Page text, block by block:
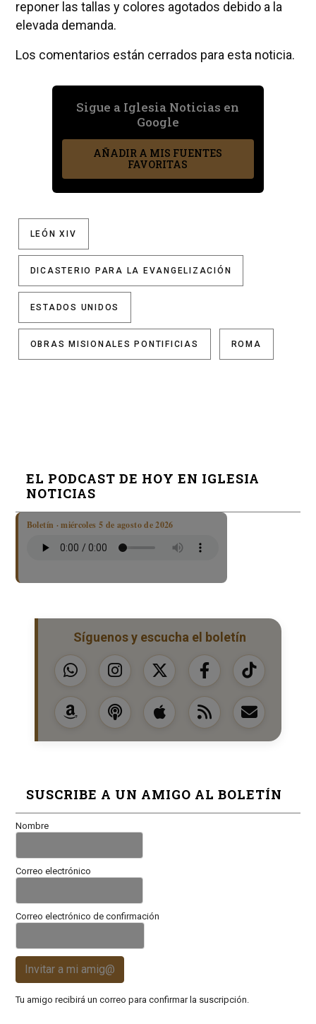
reponer las tallas y colores agotados debido a la
elevada demanda.
Los comentarios están cerrados para esta noticia.
Sigue a Iglesia Noticias en
Google
AÑADIR A MIS FUENTES
FAVORITAS
LEÓN XIV
DICASTERIO PARA LA EVANGELIZACIÓN
ESTADOS UNIDOS
OBRAS MISIONALES PONTIFICIAS ROMA
EL PODCAST DE HOY EN IGLESIA
NOTICIAS
Boletín · miércoles 5 de agosto de 2026
Síguenos y escucha el boletín
SUSCRIBE A UN AMIGO AL BOLETÍN
Nombre
Correo electrónico
Correo electrónico de confirmación
Invitar a mi amig@
Tu amigo recibirá un correo para confirmar la suscripción.